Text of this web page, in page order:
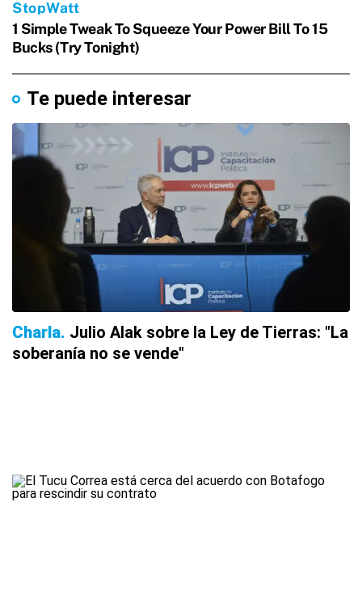
Te puede interesar
Charla Julio Alak sobre la Ley de Tierras: "La
soberanía no se vende"